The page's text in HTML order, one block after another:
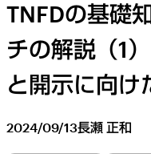
TNFDの基礎
チの解説（1
と開示に向け
2024/09/13長瀬 正和